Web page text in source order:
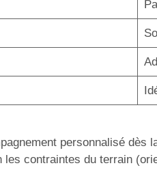
personnalisé dès
contraintes du terrain